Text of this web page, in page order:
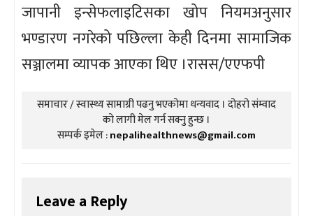
जापानी इन्सेफलाइटिसका खोप नियमअनुसार
भण्डारण नगरेको पछिल्ला केही दिनमा सामाजिक
सञ्जालमा व्यापक आएका थिए ।रासस/एएफपी
समाचार / स्वास्थ्य सामाग्री पढनु भएकोमा धन्यवाद । दोहरो संम्वाद
को लागी मेल गर्न सक्नु हुन्छ ।
सम्पर्क इमेल :nepalihealthnews@gmail.com
Leave a Reply